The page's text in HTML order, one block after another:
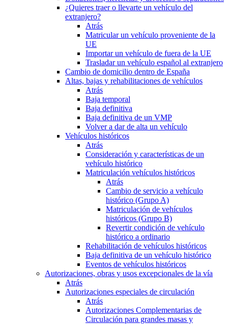
¿Quieres traer o llevarte un vehículo del
extranjero?
Atrás
Matricular un vehículo proveniente de la
UE
Importar un vehículo de fuera de la UE
Trasladar un vehículo español al extranjero
Cambio de domicilio dentro de España
Altas, bajas y rehabilitaciones de vehículos
Atrás
Baja temporal
Baja definitiva
Baja definitiva de un VMP
Volver a dar de alta un vehículo
Vehículos históricos
Atrás
Consideración y características de un
vehículo histórico
Matriculación vehículos históricos
Atrás
Cambio de servicio a vehículo
histórico (Grupo A)
Matriculación de vehículos
históricos (Grupo B)
Revertir condición de vehículo
histórico a ordinario
Rehabilitación de vehículos históricos
Baja definitiva de un vehículo histórico
Eventos de vehículos históricos
Autorizaciones, obras y usos excepcionales de la vía
Atrás
Autorizaciones especiales de circulación
Atrás
Autorizaciones Complementarias de
Circulación para grandes masas y